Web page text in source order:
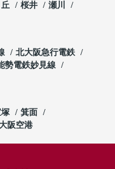
桜井
瀬川
北大阪急行電鉄
勢電鉄妙見線
箕面
大阪空港